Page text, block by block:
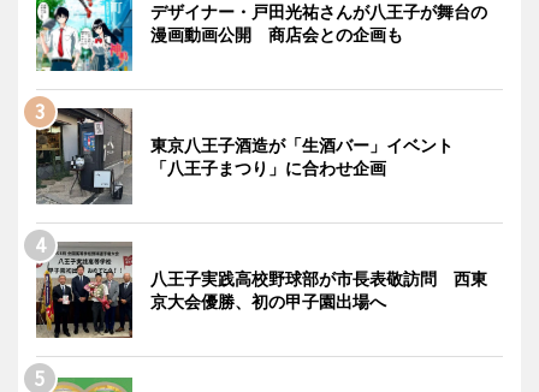
デザイナー・戸田光祐さんが八王子が舞台の
漫画動画公開 商店会との企画も
東京八王子酒造が「生酒バー」イベント
「八王子まつり」に合わせ企画
八王子実践高校野球部が市長表敬訪問 西東
京大会優勝、初の甲子園出場へ